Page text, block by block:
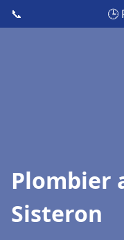
📞 🕒
Plombier
Sisteron